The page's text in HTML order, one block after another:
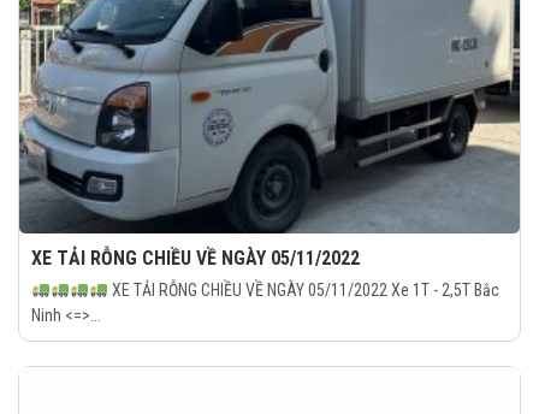
XE TẢI RỖNG CHIỀU VỀ NGÀY 05/11/2022
XE TẢI RỖNG CHIỀU VỀ NGÀY 05/11/2022 Xe 1T - 2,5T Bắc
Ninh <=>...